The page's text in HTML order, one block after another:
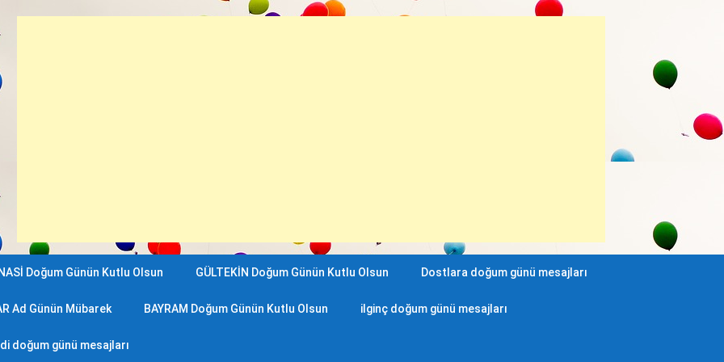
Doğum Günün Kutlu Olsun GÜLTEKİN Doğum Günün Kutlu Olsun Dostlara doğum günü mesajları
Ad Günün Mübarek BAYRAM Doğum Günün Kutlu Olsun ilginç doğum günü mesajları
doğum günü mesajları